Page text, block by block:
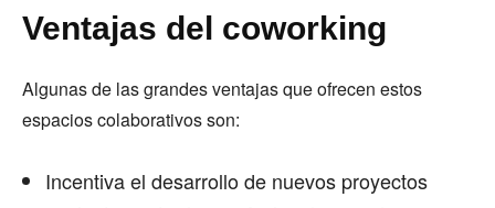
Ventajas del coworking
Algunas de las grandes ventajas que ofrecen estos
espacios colaborativos son:
Incentiva el desarrollo de nuevos proyectos